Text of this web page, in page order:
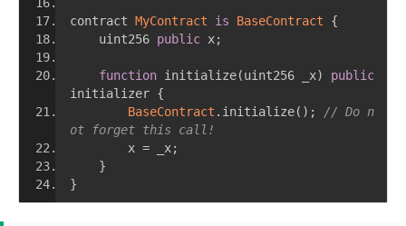
contract MyContract is BaseContract
{
    uint256
public x;
function initialize(uint256 _x)
public
initializer {
BaseContract . initialize();
// Do n
ot forget this call!
        x
= _x;
}
}